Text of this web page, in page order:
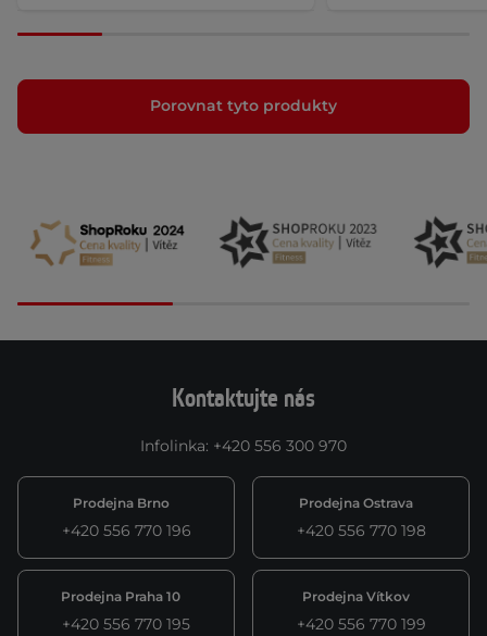
Porovnat tyto produkty
Kontaktujte nás
Infolinka: +420 556 300 970
Prodejna Brno
+420 556 770 196
Prodejna Ostrava
+420 556 770 198
Prodejna Praha 10
+420 556 770 195
Prodejna Vítkov
+420 556 770 199